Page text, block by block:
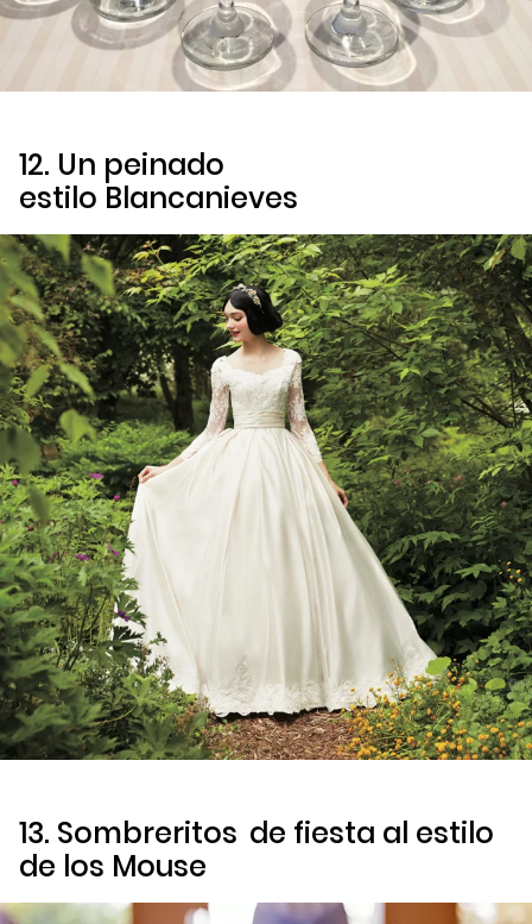
12. Un peinado
estilo Blancanieves
13. Sombreritos de fiesta al estilo
de los Mouse